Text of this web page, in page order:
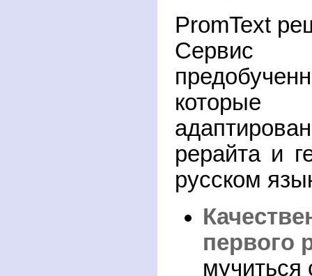
PromText
Сервис
рерайта и
русском
первого